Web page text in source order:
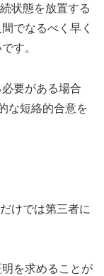
状態を放置する
でなるべく早く
す。
要がある場合
な短絡的合意を
けでは第三者に
を求めることが